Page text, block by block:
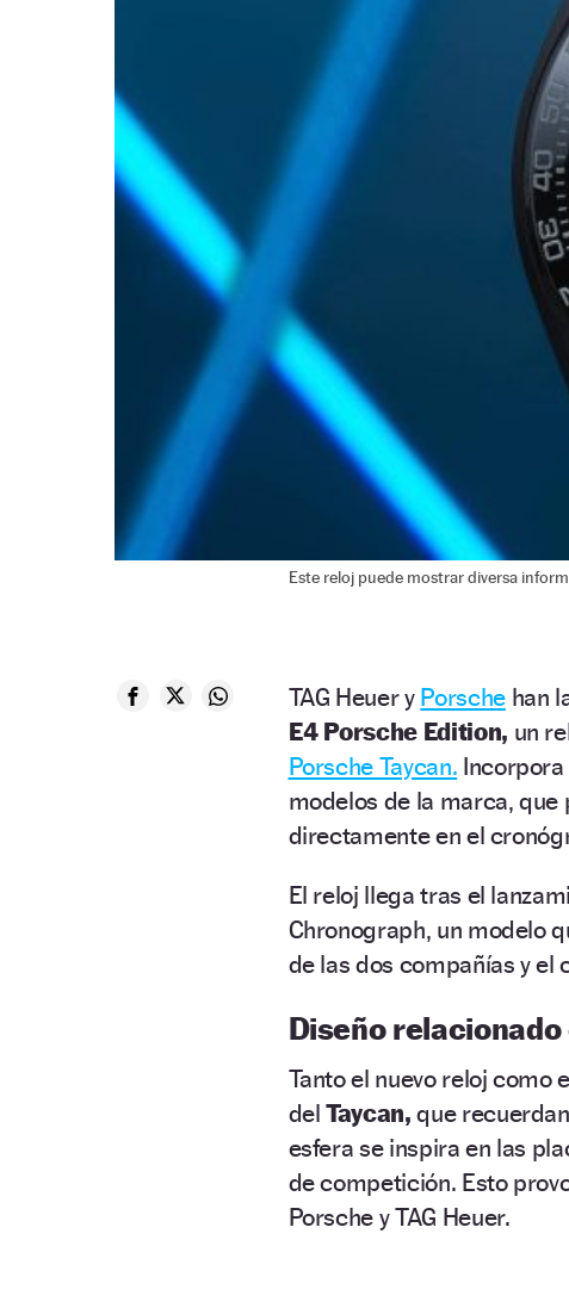
Este reloj puede mostrar diversa
TAG Heuer y Porschehan
E4 Porsche Edition, un
Porsche Taycan.
modelos de la marca,
directamente en el
El reloj llega tras el
Chronograph, un modelo
de las dos compañías y el
Diseño
Tanto el nuevo reloj como
delTaycan, que
esfera se inspira en las
de competición. Esto
Porsche y TAG Heuer.